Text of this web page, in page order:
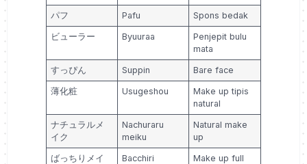
パフ Pafu Spons bedak
ビューラー Byuuraa
Penjepit bulu
mata
すっぴん Suppin Bare face
薄化粧 Usugeshou
Make up tipis
natural
ナチュラルメ
イク
Nachuraru
meiku
Natural make
up
ばっちりメイ
Bacchiri
Make up full